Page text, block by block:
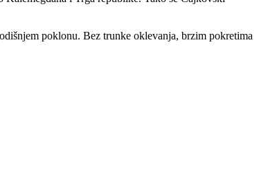
poklonu. Bez trunke oklevanja, brzim pokretima